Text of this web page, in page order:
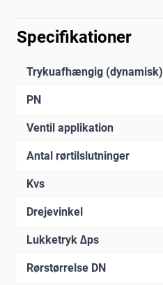
Specifikationer
Trykuafhængig (dynamisk)
PN
Ventil applikation
Antal rørtilslutninger
Kvs
Drejevinkel
Lukketryk ∆ps
Rørstørrelse DN